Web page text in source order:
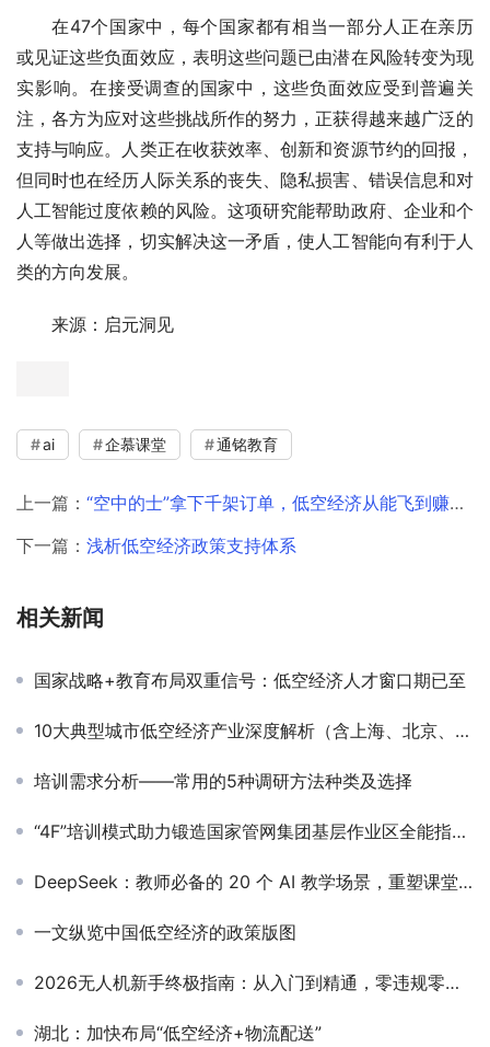
在47个国家中，每个国家都有相当一部分人正在亲历
或见证这些负面效应，表明这些问题已由潜在风险转变为现
实影响。在接受调查的国家中，这些负面效应受到普遍关
注，各方为应对这些挑战所作的努力，正获得越来越广泛的
支持与响应。人类正在收获效率、创新和资源节约的回报，
但同时也在经历人际关系的丧失、隐私损害、错误信息和对
人工智能过度依赖的风险。这项研究能帮助政府、企业和个
人等做出选择，切实解决这一矛盾，使人工智能向有利于人
类的方向发展。
来源：启元洞见
ai 企慕课堂 通铭教育
上一篇： “空中的士”拿下千架订单，低空经济从能飞到赚钱还有多远？
下一篇： 浅析低空经济政策支持体系
相关新闻
国家战略+教育布局双重信号：低空经济人才窗口期已至
10大典型城市低空经济产业深度解析（含上海、北京、深圳、广州等）
培训需求分析——常用的5种调研方法种类及选择
“4F”培训模式助力锻造国家管网集团基层作业区全能指挥官
DeepSeek：教师必备的 20 个 AI 教学场景，重塑课堂新生态
一文纵览中国低空经济的政策版图
2026无人机新手终极指南：从入门到精通，零违规零炸机
湖北：加快布局“低空经济+物流配送”